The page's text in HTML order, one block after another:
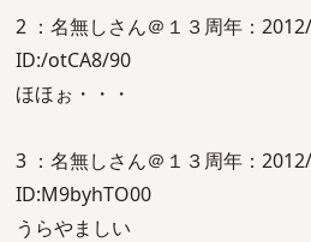
2 ：名無しさん＠１３周年：
ID:/otCA8/90
ほほぉ・・・
3 ：名無しさん＠１３周年：
ID:M9byhTO00
うらやましい